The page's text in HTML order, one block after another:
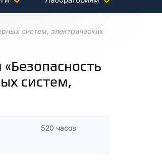
систем, электрических
систем,
520 часов